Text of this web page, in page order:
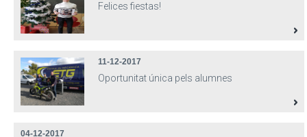
Felices fiestas!
11-12-2017
Oportunitat única pels alumnes
04-12-2017